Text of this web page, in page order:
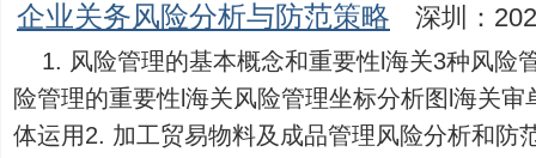
企业关务风险分析与防范策略 深圳：
1. 风险管理的基本概念和重要性l海关3种风险
险管理的重要性l海关风险管理坐标分析图l海关
体运用2. 加工贸易物料及成品管理风险分析和防